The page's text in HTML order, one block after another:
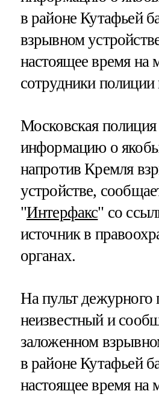
в районе Кутафьей
взрывном
настоящее время на
сотрудники полиции
Московская полиция
информацию о
напротив Кремля
устройстве,
"Интерфакс" со
источник в
органах.
На пульт дежурного
неизвестный и
заложенном
в районе Кутафьей
настоящее время на